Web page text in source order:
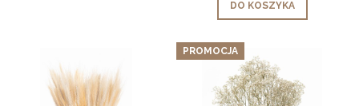
DO KOSZYKA
PROMOCJA